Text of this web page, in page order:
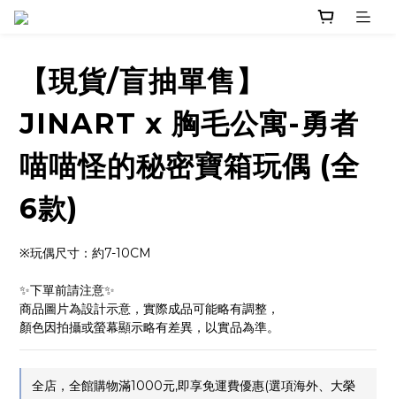
【現貨/盲抽單售】
JINART x 胸毛公寓-勇者
喵喵怪的秘密寶箱玩偶 (全
6款)
※玩偶尺寸：約7-10CM
✨下單前請注意✨
商品圖片為設計示意，實際成品可能略有調整，
顏色因拍攝或螢幕顯示略有差異，以實品為準。
全店，全館購物滿1000元,即享免運費優惠(選項海外、大榮